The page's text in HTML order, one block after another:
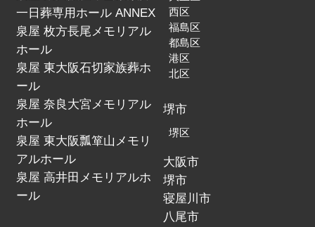
一日葬専用ホール ANNEX
泉屋 枚方長尾メモリアル
ホール
泉屋 東大阪石切家族葬ホ
ール
泉屋 奈良大宮メモリアル
ホール
泉屋 東大阪瓢箪山メモリ
アルホール
泉屋 高井田メモリアルホ
ール
西区
福島区
都島区
港区
北区
堺市
堺区
大阪市
堺市
寝屋川市
八尾市